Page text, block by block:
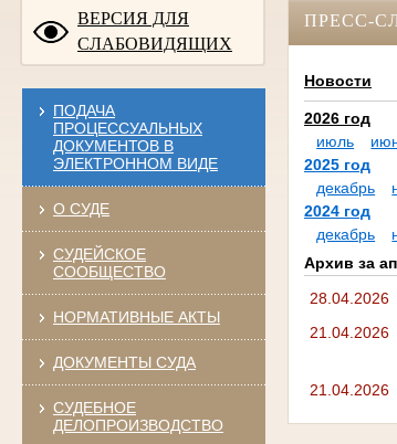
ВЕРСИЯ ДЛЯ
СЛАБОВИДЯЩИХ
ПОДАЧА
ПРОЦЕССУАЛЬНЫХ
ДОКУМЕНТОВ В
ЭЛЕКТРОННОМ ВИДЕ
О СУДЕ
СУДЕЙСКОЕ
СООБЩЕСТВО
НОРМАТИВНЫЕ АКТЫ
ДОКУМЕНТЫ СУДА
СУДЕБНОЕ
ДЕЛОПРОИЗВОДСТВО
ПРЕСС-
Новости
2026 год
июль
2025 год
декабрь
2024 год
декабрь
Архив за
28.04.2026
21.04.2026
21.04.2026